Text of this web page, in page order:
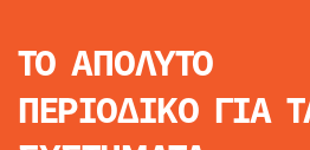
ΤΟ ΑΠΟΛΥΤΟ
ΠΕΡΙΟΔΙΚΟ ΓΙΑ